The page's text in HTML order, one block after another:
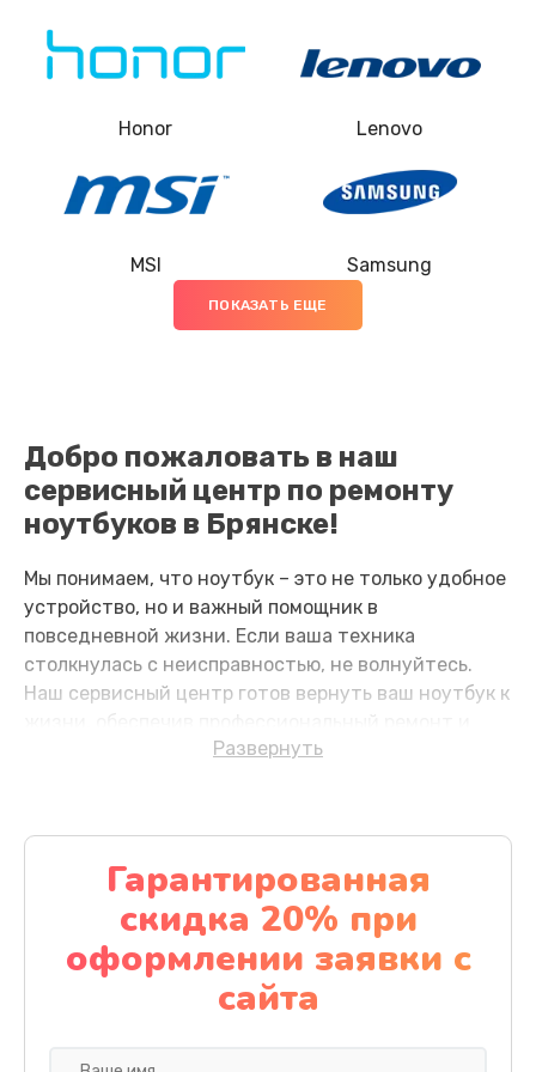
845 руб.
Замена шлейфа матрицы
Замена экрана
Замена северного моста
2750 руб.
Заказать
Замена SSD
1195 руб.
Заказать
Замена клавиатуры
990 руб.
Заказать
Замена тачпада
Honor Lenovo
MSI Samsung
ПОКАЗАТЬ ЕЩЕ
Добро пожаловать в наш
сервисный центр по ремонту
ноутбуков в Брянске!
Мы понимаем, что ноутбук – это не только удобное
устройство, но и важный помощник в
повседневной жизни. Если ваша техника
столкнулась с неисправностью, не волнуйтесь.
Наш сервисный центр готов вернуть ваш ноутбук к
заботливое обслуживание.
неисправностей и как их
предотвратить?
Перегрев компонентов: Долгая работа
ноутбука без перерыва или недостаточная
вентиляция может вызвать перегрев.
Развернуть
Гарантированная
скидка 20% при
оформлении заявки с
сайта